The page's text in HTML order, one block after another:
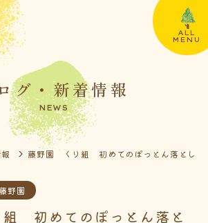
ALL
MENU
グ・新着情報
NEWS
藤野園 くり組 初めてのぽっとん落とし！
藤野園
初めてのぽっとん落と